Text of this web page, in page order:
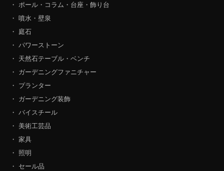
・ ポール・コラム・台座・飾り台
・ 噴水・壁泉
・ 庭石
・ パワーストーン
・ 天然石テーブル・ベンチ
・ ガーデニングファニチャー
・ プランター
・ ガーデニング装飾
・ バイスチール
・ 美術工芸品
・ 家具
・ 照明
・ セール品